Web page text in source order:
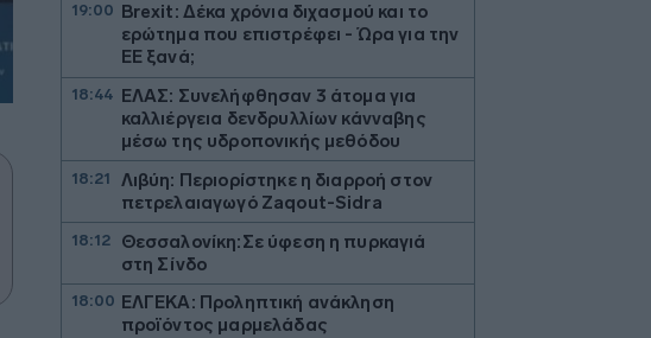
19:00 Brexit: Δέκα χρόνια διχασμού και το
ερώτημα που επιστρέφει - Ώρα για την
ΕΕ ξανά;
18:44 ΕΛΑΣ: Συνελήφθησαν 3 άτομα για
καλλιέργεια δενδρυλλίων κάνναβης
μέσω της υδροπονικής μεθόδου
18:21
Λιβύη: Περιορίστηκε η διαρροή στον
πετρελαιαγωγό Zaqout-Sidra
18:12
Θεσσαλονίκη:Σε ύφεση η πυρκαγιά
στη Σίνδο
18:00 ΕΛΓΕΚΑ: Προληπτική ανάκληση
προϊόντος μαρμελάδας